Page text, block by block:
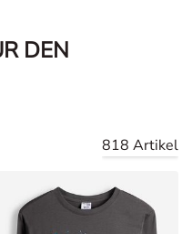
DEN
818 Artikel